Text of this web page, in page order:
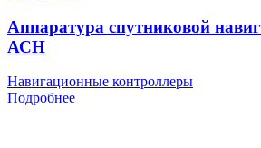
Аппаратура спутниковой
АСН
Навигационные контроллеры
Подробнее